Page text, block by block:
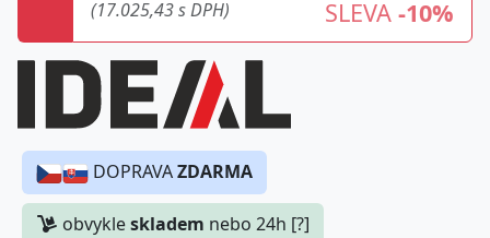
(17.025,43 s DPH) SLEVA -10%
DOPRAVAZDARMA
obvykleskladem nebo 24h [?]